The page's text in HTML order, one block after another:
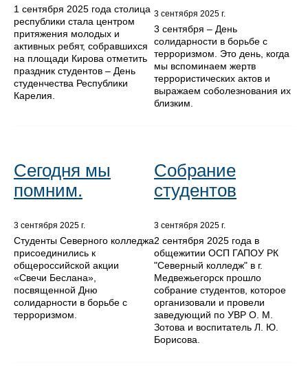
1 сентября 2025 года столица
республики стала центром
притяжения молодых и
активных ребят, собравшихся
на площади Кирова отметить
праздник студентов – День
студенчества Республики
Карелия.
3 сентября 2025 г.
3 сентября – День
солидарности в борьбе с
терроризмом. Это день, когда
мы вспоминаем жертв
террористических актов и
выражаем соболезнования их
близким.
Сегодня мы
помним.
3 сентября 2025 г.
Студенты Северного колледжа
присоединились к
общероссийской акции
«Свечи Беслана»,
посвященной Дню
солидарности в борьбе с
терроризмом.
Собрание
студентов
3 сентября 2025 г.
2 сентября 2025 года в
общежитии ОСП ГАПОУ РК
"Северный колледж" в г.
Медвежьегорск прошло
собрание студентов, которое
организовали и провели
заведующий по УВР О. М.
Зотова и воспитатель Л. Ю.
Борисова.